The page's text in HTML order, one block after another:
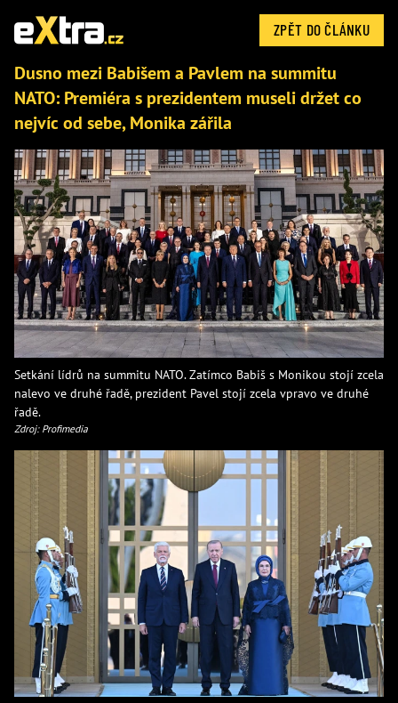
ZPĚT DO ČLÁNKU
Dusno mezi Babišem a Pavlem na summitu
NATO: Premiéra s prezidentem museli držet co
nejvíc od sebe, Monika zářila
Setkání lídrů na summitu NATO. Zatímco Babiš s Monikou stojí zcela
nalevo ve druhé řadě, prezident Pavel stojí zcela vpravo ve druhé
řadě.
Zdroj: Profimedia